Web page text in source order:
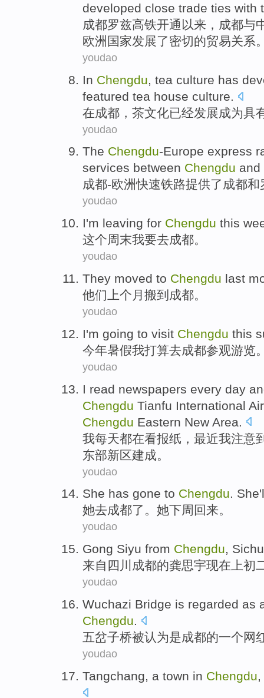
developed close trade ties with
成都罗兹高铁开通 以来 ，成都与
欧洲 国家发展了密切的贸易关系
youdao
In Chengdu , tea culture has
featured tea house culture.
在成都，茶文化已经发展成为具
youdao
The Chengdu-Europe express
services between Chengdu and
成都-欧洲快速铁路提供了成都
youdao
I'm leaving for Chengdu this
这个周末我要去成都。
youdao
They moved to Chengdu last
他们上个月搬到成都。
youdao
I'm going to visit Chengdu this
今年暑假我打算去成都参观游览
youdao
I read newspapers every day
Chengdu Tianfu International
Chengdu Eastern New Area.
我每天都在看报纸，最近我注意
东部新区建成。
youdao
She has gone to Chengdu.
她去成都了。她下周回来。
youdao
Gong Siyu from Chengdu,
来自四川成都的龚思宇现在上初
youdao
Wuchazi Bridge is regarded as
Chengdu.
五岔子桥被认为是成都的一个网
youdao
Tangchang, a town in Chengdu